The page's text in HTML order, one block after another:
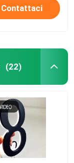
Contattaci
(22)